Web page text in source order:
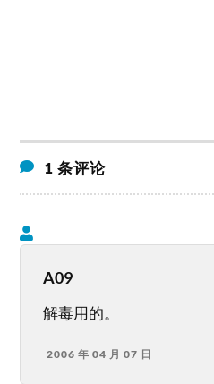
1 条评论
A09
解毒用的。
2006 年 04 月 07 日